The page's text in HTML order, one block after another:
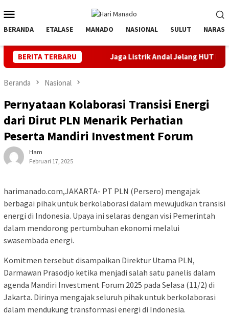
ke
kontenMobile
BERANDA ETALASE MANADO NASIONAL SULUT NARASI
BERITA TERBARUJaga Listrik Andal Jelang HUT ke-81 RI, PLN UP3
Beranda Nasional
Pernyataan Kolaborasi Transisi Energi
dari Dirut PLN Menarik Perhatian
Peserta Mandiri Investment Forum
Ham
Februari 17, 2025
harimanado.com,JAKARTA- PT PLN (Persero) mengajak
berbagai pihak untuk berkolaborasi dalam mewujudkan transisi
energi di Indonesia. Upaya ini selaras dengan visi Pemerintah
dalam mendorong pertumbuhan ekonomi melalui
swasembada energi.
Komitmen tersebut disampaikan Direktur Utama PLN,
Darmawan Prasodjo ketika menjadi salah satu panelis dalam
agenda Mandiri Investment Forum 2025 pada Selasa (11/2) di
Jakarta. Dirinya mengajak seluruh pihak untuk berkolaborasi
dalam mendukung transformasi energi di Indonesia.